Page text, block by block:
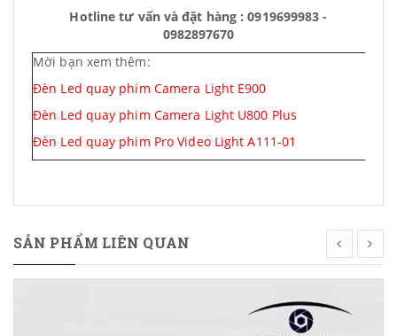
Hotline tư vấn và đặt hàng : 0919699983 -
0982897670
Mời bạn xem thêm:
Đèn Led quay phim Camera Light E900
Đèn Led quay phim Camera Light U800 Plus
Đèn Led quay phim Pro Video Light A111-01
SẢN PHẨM LIÊN QUAN